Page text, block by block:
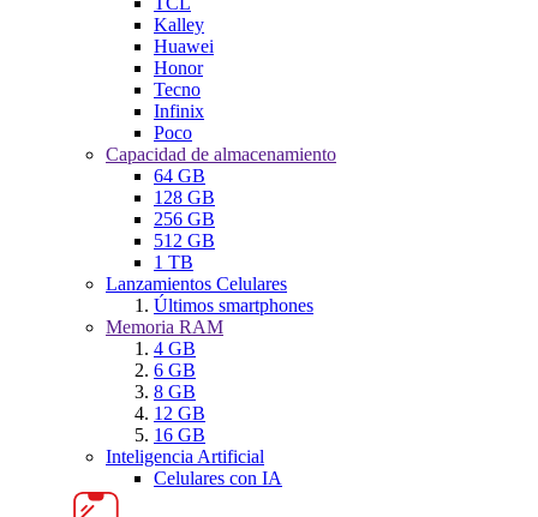
Kalley
Huawei
Honor
Tecno
Infinix
Poco
Capacidad de almacenamiento
64 GB
128 GB
256 GB
512 GB
1 TB
Lanzamientos Celulares
Últimos smartphones
Memoria RAM
4 GB
6 GB
8 GB
12 GB
16 GB
Inteligencia Artificial
Celulares con IA